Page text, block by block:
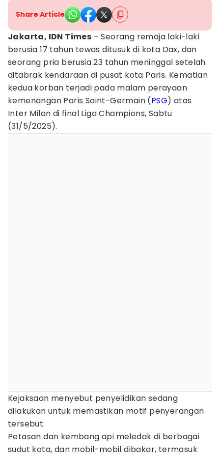
Share Article
Jakarta, IDN Times – Seorang remaja laki-laki
berusia 17 tahun tewas ditusuk di kota Dax, dan
seorang pria berusia 23 tahun meninggal setelah
ditabrak kendaraan di pusat kota Paris. Kematian
kedua korban terjadi pada malam perayaan
kemenangan Paris Saint-Germain (PSG) atas
Inter Milan di final Liga Champions, Sabtu
(31/5/2025).
Kejaksaan menyebut penyelidikan sedang
dilakukan untuk memastikan motif penyerangan
tersebut.
Petasan dan kembang api meledak di berbagai
sudut kota, dan mobil-mobil dibakar, termasuk